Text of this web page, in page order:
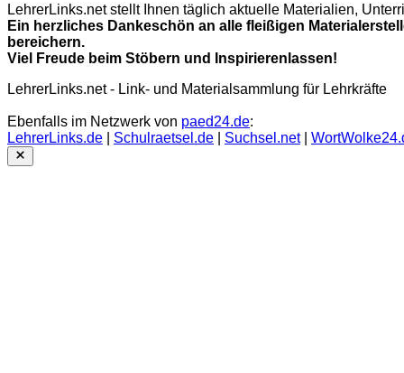
LehrerLinks.net stellt Ihnen täglich aktuelle Materialien,
Ein herzliches Dankeschön an alle fleißigen
bereichern.
Viel Freude beim Stöbern und Inspirierenlassen!
LehrerLinks.net - Link- und Materialsammlung für Lehrkräfte
Ebenfalls im Netzwerk von paed24.de:
LehrerLinks.de
Schulraetsel.de Suchsel.net|
Close